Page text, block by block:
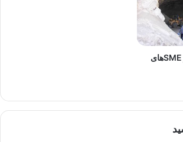
پایداری فولاد از مسیر SMEهای